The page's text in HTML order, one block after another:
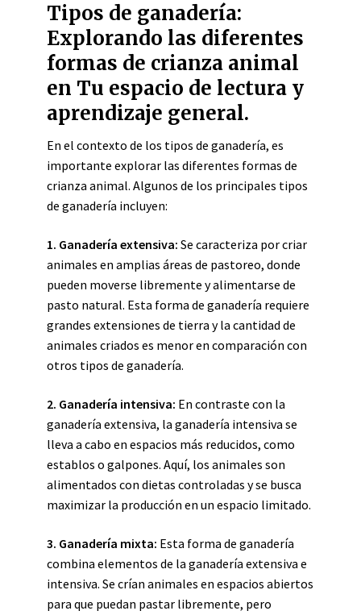
Tipos de ganadería:
Explorando las diferentes
formas de crianza animal
en Tu espacio de lectura y
aprendizaje general.
En el contexto de los tipos de ganadería, es
importante explorar las diferentes formas de
crianza animal. Algunos de los principales tipos
de ganadería incluyen:
1. Ganadería extensiva: Se caracteriza por criar
animales en amplias áreas de pastoreo, donde
pueden moverse libremente y alimentarse de
pasto natural. Esta forma de ganadería requiere
grandes extensiones de tierra y la cantidad de
animales criados es menor en comparación con
otros tipos de ganadería.
2. Ganadería intensiva: En contraste con la
ganadería extensiva, la ganadería intensiva se
lleva a cabo en espacios más reducidos, como
establos o galpones. Aquí, los animales son
alimentados con dietas controladas y se busca
maximizar la producción en un espacio limitado.
3. Ganadería mixta: Esta forma de ganadería
combina elementos de la ganadería extensiva e
intensiva. Se crían animales en espacios abiertos
para que puedan pastar libremente, pero